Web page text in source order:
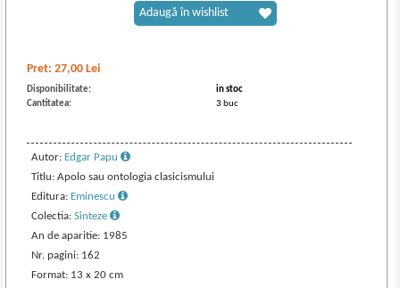
Pret:27,00 Lei
Disponibilitate:
in stoc
Cantitatea:
3 buc
Autor: Edgar Papu
Titlu: Apolo sau ontologia clasicismului
Editura: Eminescu
Colectia:Sinteze
An de aparitie: 1985
Nr. pagini: 162
Format: 13 x 20 cm
Adaugă în wishlist